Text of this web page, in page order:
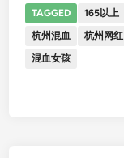
TAGGED 165以上
杭州混血
杭州网红
混血女孩